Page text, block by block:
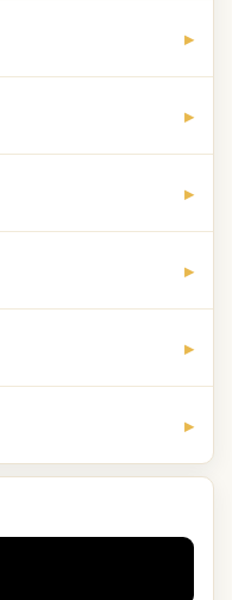
▸
▸
▸
▸
▸
▸